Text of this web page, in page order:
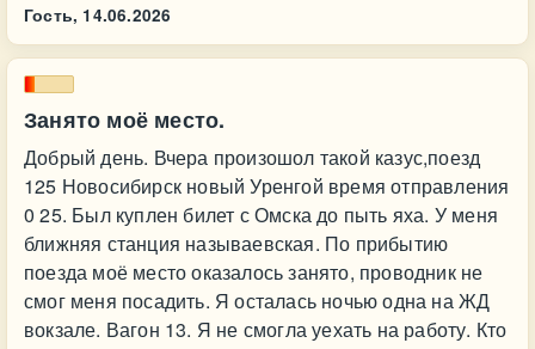
Гость, 14.06.2026
Занято моё место.
Добрый день. Вчера произошол такой казус,поезд
125 Новосибирск новый Уренгой время отправления
0 25. Был куплен билет с Омска до пыть яха. У меня
ближняя станция называевская. По прибытию
поезда моё место оказалось занято, проводник не
смог меня посадить. Я осталась ночью одна на ЖД
вокзале. Вагон 13. Я не смогла уехать на работу. Кто